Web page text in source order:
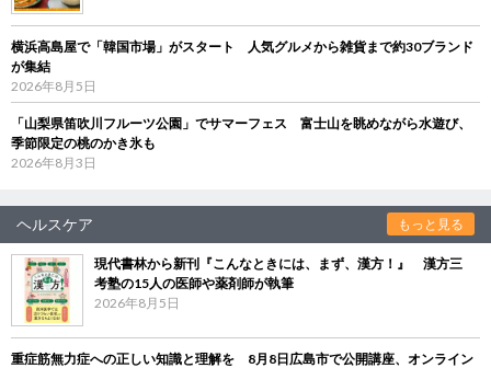
横浜高島屋で「韓国市場」がスタート 人気グルメから雑貨まで約30ブランド
が集結
2026年8月5日
「山梨県笛吹川フルーツ公園」でサマーフェス 富士山を眺めながら水遊び、
季節限定の桃のかき氷も
2026年8月3日
ヘルスケア もっと見る
現代書林から新刊『こんなときには、まず、漢方！』 漢方三
考塾の15人の医師や薬剤師が執筆
2026年8月5日
重症筋無力症への正しい知識と理解を 8月8日広島市で公開講座、オンライン